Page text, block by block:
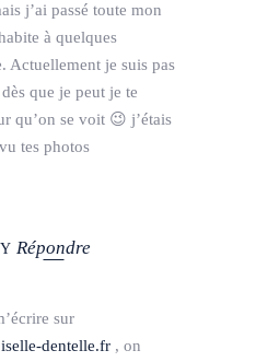
j’ai passé toute mon
à quelques
Actuellement je suis pas
que je peut je te
qu’on se voit 😉 j’étais
tes photos
Répondre
sur
dentelle.fr , on